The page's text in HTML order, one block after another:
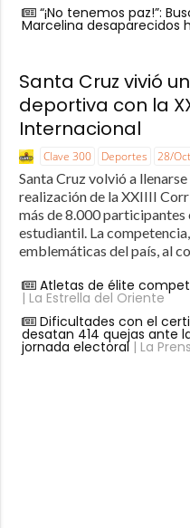
“¡No tenemos paz!”:
Marcelina desaparecidos
Santa Cruz vivió
deportiva con la
Internacional
Clave 300 Deportes 28/
Santa Cruz volvió a
realización de la XXIIII
más de 8.000
estudiantil. La
emblemáticas del país, al
Atletas de élite
| La Estrella del Oriente
Dificultades con el
desatan 414 quejas ante
jornada electoral| La